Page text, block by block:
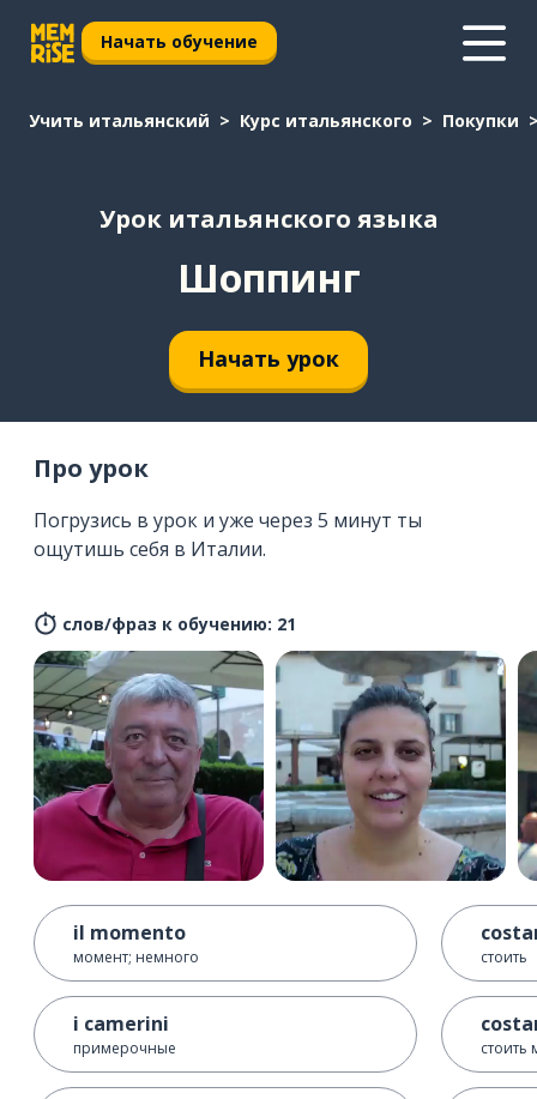
Начать обучение
Учить итальянский Курс итальянского Покупки
Урок итальянского языка
Шоппинг
Начать урок
Про урок
Погрузись в урок и уже через 5 минут ты
ощутишь себя в Италии.
слов/фраз к обучению: 21
il momento
момент; немного
i camerini
примерочные
стоить